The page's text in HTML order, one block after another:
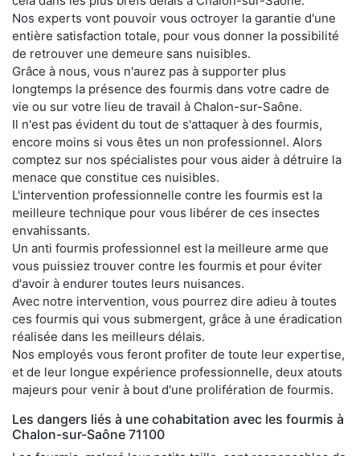
Nos experts vont pouvoir vous octroyer la garantie d'une
entière satisfaction totale, pour vous donner la possibilité
de retrouver une demeure sans nuisibles.
Grâce à nous, vous n'aurez pas à supporter plus
longtemps la présence des fourmis dans votre cadre de
vie ou sur votre lieu de travail à Chalon-sur-Saône.
Il n'est pas évident du tout de s'attaquer à des fourmis,
encore moins si vous êtes un non professionnel. Alors
comptez sur nos spécialistes pour vous aider à détruire la
menace que constitue ces nuisibles.
L'intervention professionnelle contre les fourmis est la
meilleure technique pour vous libérer de ces insectes
envahissants.
Un anti fourmis professionnel est la meilleure arme que
vous puissiez trouver contre les fourmis et pour éviter
d'avoir à endurer toutes leurs nuisances.
Avec notre intervention, vous pourrez dire adieu à toutes
ces fourmis qui vous submergent, grâce à une éradication
réalisée dans les meilleurs délais.
Nos employés vous feront profiter de toute leur expertise,
et de leur longue expérience professionnelle, deux atouts
majeurs pour venir à bout d'une prolifération de fourmis.
Les dangers liés à une cohabitation avec les fourmis à
Chalon-sur-Saône 71100